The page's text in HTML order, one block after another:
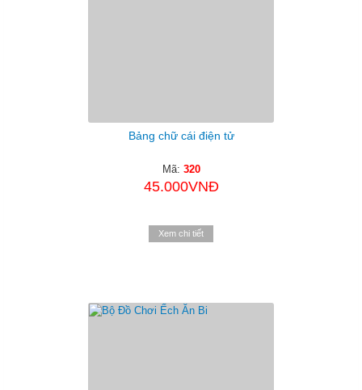
Bảng chữ cái điện tử
Mã: 320
45.000VNĐ
Xem chi tiết